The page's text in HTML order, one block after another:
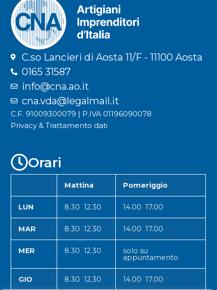
C.so Lancieri di Aosta 11/F - 11100 Aosta
0165 31587
info@cna.ao.it
cna.vda@legalmail.it
C.F. 91009300079 | P.IVA 01196090078
Privacy & Trattamento dati
Orari
Mattina Pomeriggio
LUN 8.30 12.30 14.00 17.00
MAR 8.30 12.30 14.00 17.00
MER 8.30 12.30 solo su
appuntamento
GIO 8.30 12.30 14.00 17.00